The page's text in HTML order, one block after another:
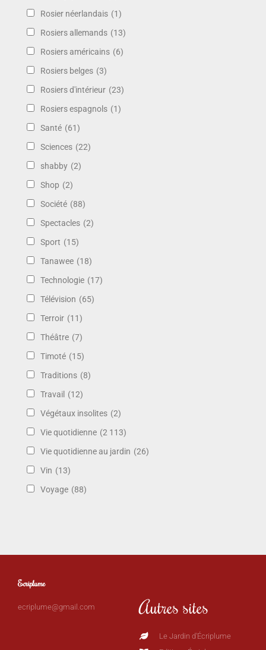
Rosier néerlandais (1)
Rosiers allemands (13)
Rosiers américains (6)
Rosiers belges (3)
Rosiers d'intérieur (23)
Rosiers espagnols (1)
Santé (61)
Sciences (22)
shabby (2)
Shop (2)
Société (88)
Spectacles (2)
Sport (15)
Tanawee (18)
Technologie (17)
Télévision (65)
Terroir (11)
Théâtre (7)
Timoté (15)
Traditions (8)
Travail (12)
Végétaux insolites (2)
Vie quotidienne (2 113)
Vie quotidienne au jardin (26)
Vin (13)
Voyage (88)
Ecriplume
ecriplume@gmail.com Autres sites
Le Jardin d'Écriplume